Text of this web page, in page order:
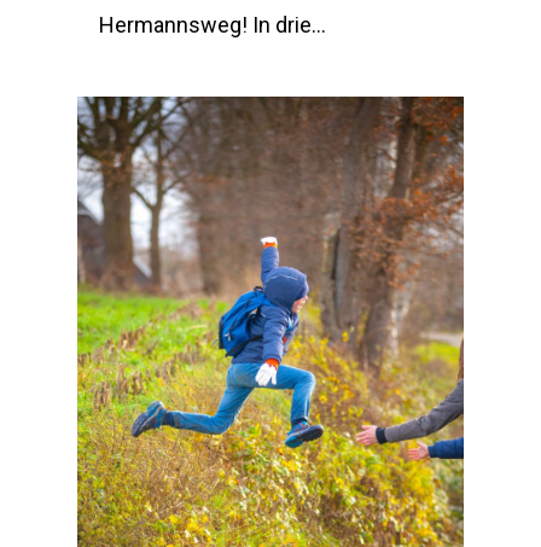
Hermannsweg! In drie…